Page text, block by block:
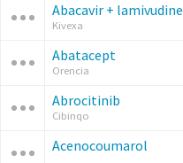
Abacavir + lamivudine
Kivexa
Abatacept
Orencia
Abrocitinib
Cibinqo
Acenocoumarol